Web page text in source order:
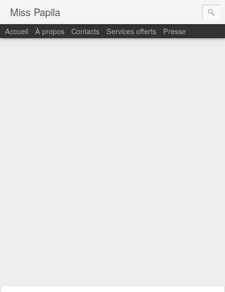
Miss Papila
Accueil À propos Contacts Services offerts Presse